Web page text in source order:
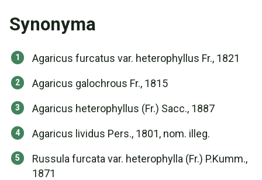
Synonyma
Agaricus furcatus var. heterophyllus Fr., 1821
Agaricus galochrous Fr., 1815
Agaricus heterophyllus (Fr.) Sacc., 1887
Agaricus lividus Pers., 1801, nom. illeg.
Russula furcata var. heterophylla (Fr.) P.Kumm.,
1871